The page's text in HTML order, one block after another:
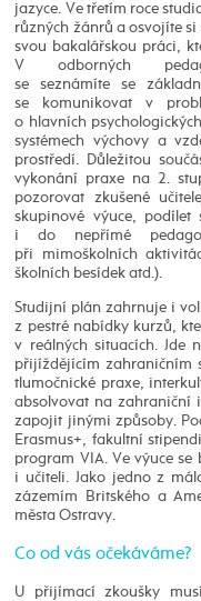
jazyce. Ve třetím roce
různých žánrů a osvojíte
svou bakalářskou práci,
V odborných
se seznámíte se
se komunikovat v
o hlavních
systémech výchovy a
prostředí. Důležitou
vykonání praxe na 2.
pozorovat zkušené
skupinové výuce,
i do nepřímé
při mimoškolních
školních besídek atd.).
Studijní plán zahrnuje i
z pestré nabídky kurzů,
v reálných situacích. Jde
přijíždějícím zahraničním
tlumočnické praxe,
absolvovat na zahraniční
zapojit jinými způsoby.
Erasmus+, fakultní
program VIA. Ve výuce
i učiteli. Jako jedno z
zázemím Britského a
města Ostravy.
Co od vás očekáváme?
U přijímací zkoušky